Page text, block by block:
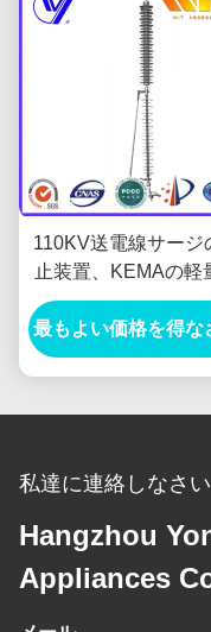
110KV送電線サージ
止装置、KEMAの軽
避雷器
最もよい価格を得な
私達に連絡しなさい
Hangzhou
Appliances